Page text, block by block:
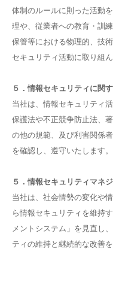
体制のルールに則った活動
理や、従業者への教育・訓
保管等における物理的、技
セキュリティ活動に取り組ん
５．情報セキュリティに関
当社は、情報セキュリティ
保護法や不正競争防⽌法、
の他の規範、及び利害関係
を確認し、遵守いたします。
５．情報セキュリティマネ
当社は、社会情勢の変化や
ら情報セキュリティを維持
メントシステム」を⾒直し
ティの維持と継続的な改善